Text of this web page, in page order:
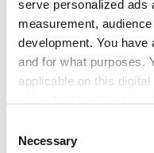
serve personalized ads
measurement,
development. You
and for what purposes.
applicable on this
the Privacy trigger icon.
Selection
Necessary
POSレジ
Community
Show — Community Hide
App Marketplace